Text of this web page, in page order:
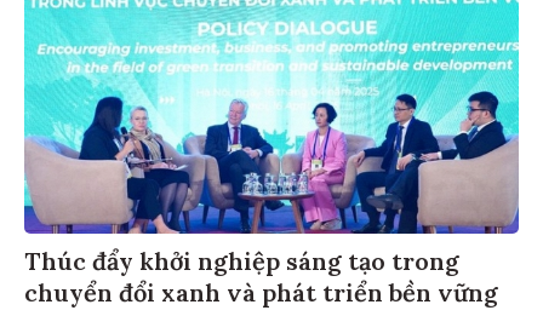
Thúc đẩy khởi nghiệp sáng tạo trong
chuyển đổi xanh và phát triển bền vững